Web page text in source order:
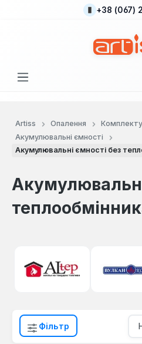
Перейти до основного+38 (067)
Artiss Опалення
Акумулювальні ємності
Акумулювальні ємності без
Фільтр